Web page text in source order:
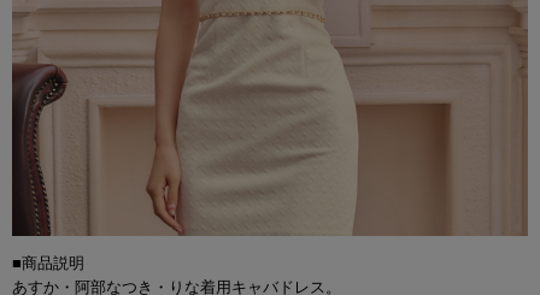
■商品説明
あすか・阿部なつき・りな着用キャバドレス。